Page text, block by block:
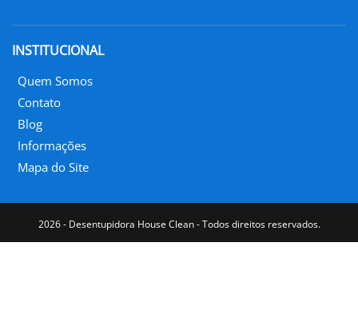
INSTITUCIONAL
Quem Somos
Contato
Blog
Informações
Mapa do Site
2026 - Desentupidora House Clean - Todos direitos reservados.